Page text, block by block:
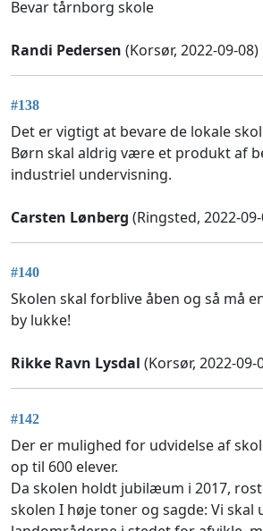
Bevar tårnborg skole
Randi Pedersen (Korsør, 2022-09-08)
#138
Det er vigtigt at bevare de lokale
Børn skal aldrig være et produkt af
industriel undervisning.
Carsten Lønberg (Ringsted, 2022-
#140
Skolen skal forblive åben og så må
by lukke!
Rikke Ravn Lysdal (Korsør, 2022-09-
#142
Der er mulighed for udvidelse af
op til 600 elever.
Da skolen holdt jubilæum i 2017,
skolen I høje toner og sagde: Vi skal